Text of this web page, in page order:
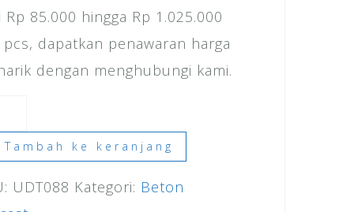
Rp 85.000 hingga Rp 1.025.000
dapatkan penawaran harga
dengan menghubungi kami.
Tambah ke keranjang
UDT088 Kategori: Beton